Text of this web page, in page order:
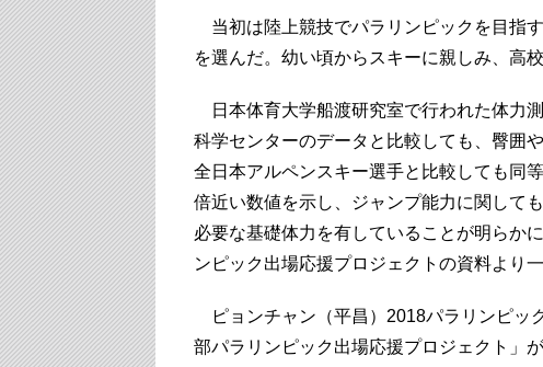
当初は陸上競技でパラリンピックを目指
を選んだ。幼い頃からスキーに親しみ、高
日本体育大学船渡研究室で行われた体力
科学センターのデータと比較しても、臀囲
全日本アルペンスキー選手と比較しても同
倍近い数値を示し、ジャンプ能力に関して
必要な基礎体力を有していることが明らか
ンピック出場応援プロジェクトの資料より一
ピョンチャン（平昌）2018パラリンピッ
部パラリンピック出場応援プロジェクト」